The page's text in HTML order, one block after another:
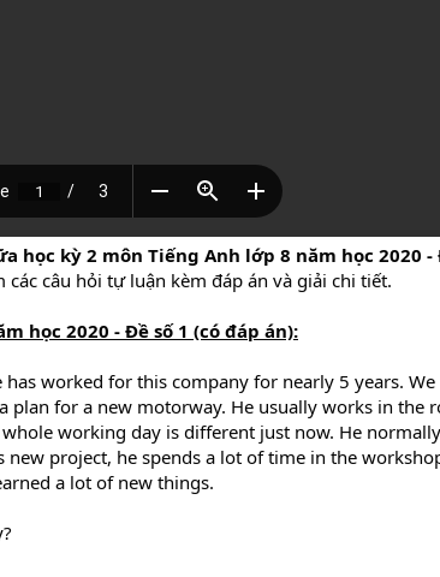
học kỳ 2 môn Tiếng Anh lớp 8 năm học 2020 -
câu hỏi tự luận kèm đáp án và giải chi tiết.
học 2020 - Đề số 1 (có đáp án):
worked for this company for nearly 5 years.
for a new motorway. He usually works in the
working day is different just now. He
project, he spends a lot of time in the
a lot of new things.